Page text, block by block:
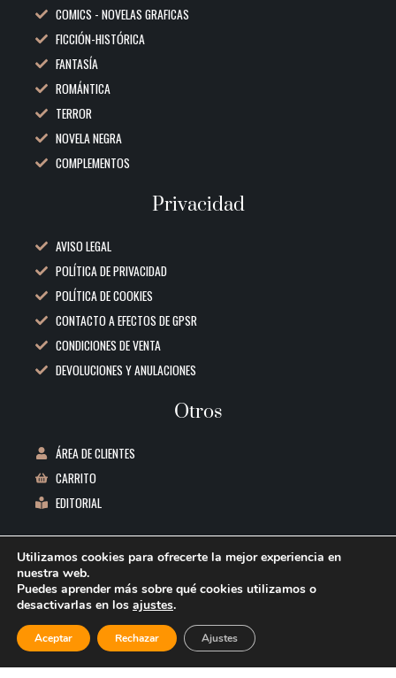
COMICS - NOVELAS GRAFICAS
FICCIÓN-HISTÓRICA
FANTASÍA
ROMÁNTICA
TERROR
NOVELA NEGRA
COMPLEMENTOS
Privacidad
AVISO LEGAL
POLÍTICA DE PRIVACIDAD
POLÍTICA DE COOKIES
CONTACTO A EFECTOS DE GPSR
CONDICIONES DE VENTA
DEVOLUCIONES Y ANULACIONES
Otros
ÁREA DE CLIENTES
CARRITO
EDITORIAL
C/ REPUBLICA BOLIVIA, 1 3ºB 06011 BADAJOZ
INFO@REEDITORES.COM
644 53 77 91
Utilizamos cookies para ofrecerte la mejor experiencia en
nuestra web.
Puedes aprender más sobre qué cookies utilizamos o
desactivarlas en los ajustes.
Aceptar Rechazar Ajustes